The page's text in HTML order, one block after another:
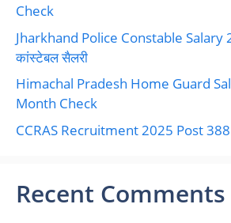
Check
Jharkhand Police Constable Salary
कांस्टेबल सैलरी
Himachal Pradesh Home Guard
Month Check
CCRAS Recruitment 2025 Post
Recent Comments